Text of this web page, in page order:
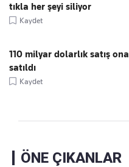
tıkla her şeyi siliyor
Kaydet
110 milyar dolarlık satış
satıldı
Kaydet
ÖNE ÇIKANLAR